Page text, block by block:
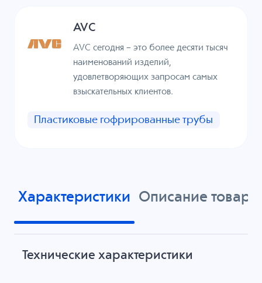
AVC
AVC сегодня – это более десяти тысяч
наименований изделий,
удовлетворяющих запросам самых
взыскательных клиентов.
Пластиковые гофрированные трубы
Характеристики Описание товара
Технические характеристики